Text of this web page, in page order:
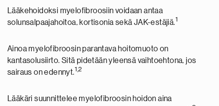
Lääkehoidoksi myelofibroosiin voidaan antaa
solunsalpaajahoitoa, kortisonia sekä JAK-estäjiä.1
Ainoa myelofibroosin parantava hoitomuoto on
kantasolusiirto. Sitä pidetään yleensä vaihtoehtona, jos
sairaus on edennyt.1,2
Lääkäri suunnittelee myelofibroosin hoidon aina